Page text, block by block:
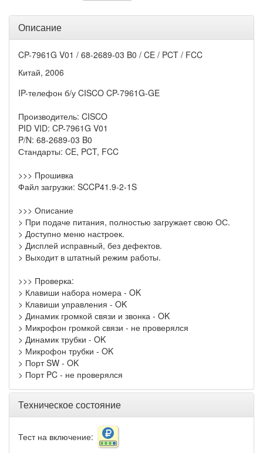
Описание
CP-7961G V01 / 68-2689-03 B0 / CE / PCT / FCC
Китай, 2006
IP-телефон б/у CISCO CP-7961G-GE
Производитель: CISCO
PID VID: CP-7961G V01
P/N: 68-2689-03 B0
Стандарты: CE, PCT, FCC
>>> Прошивка
Файл загрузки: SCCP41.9-2-1S
>>> Описание
> При подаче питания, полностью загружает свою ОС.
> Доступно меню настроек.
> Дисплей исправный, без дефектов.
> Выходит в штатный режим работы.
>>> Проверка:
> Клавиши набора номера - OK
> Клавиши управления - OK
> Динамик громкой связи и звонка - OK
> Микрофон громкой связи - не проверялся
> Динамик трубки - OK
> Микрофон трубки - OK
> Порт SW - OK
> Порт PC - не проверялся
Техническое состояние
Тест на включение: